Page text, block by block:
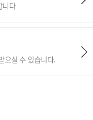
니다
으실 수 있습니다.